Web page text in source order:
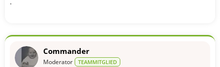
Commander
Moderator TEAMMITGLIED